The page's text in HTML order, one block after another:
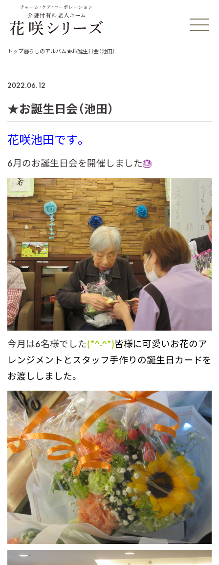
チャーム・ケア・コーポレーション
トップ暮らしのアルバム★お誕生日会（池田）
2022.06.12
★お誕生日会（池田）
花咲池田です。
6月のお誕生日会を開催しました🎂
今月は6名様でした(*^-^*)皆様に可愛いお花のア
レンジメントとスタッフ手作りの誕生日 カードを
お渡ししました。